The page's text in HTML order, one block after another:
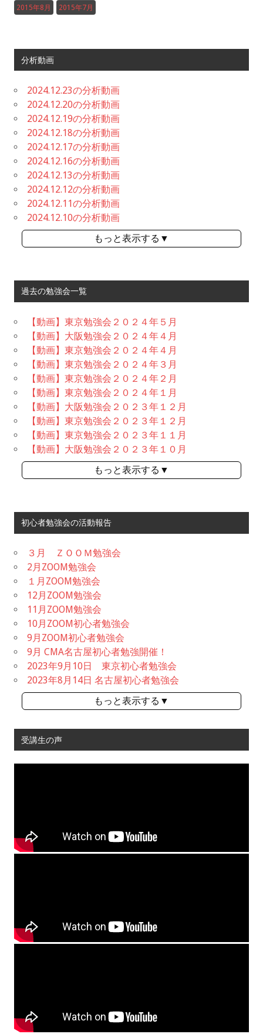
2015年8月 2015年7月
分析動画
2024.12.23の分析動画
2024.12.20の分析動画
2024.12.19の分析動画
2024.12.18の分析動画
2024.12.17の分析動画
2024.12.16の分析動画
2024.12.13の分析動画
2024.12.12の分析動画
2024.12.11の分析動画
2024.12.10の分析動画
もっと表示する▼
過去の勉強会一覧
【動画】東京勉強会２０２４年５月
【動画】大阪勉強会２０２４年４月
【動画】東京勉強会２０２４年４月
【動画】東京勉強会２０２４年３月
【動画】東京勉強会２０２４年２月
【動画】東京勉強会２０２４年１月
【動画】大阪勉強会２０２３年１２月
【動画】東京勉強会２０２３年１２月
【動画】東京勉強会２０２３年１１月
【動画】大阪勉強会２０２３年１０月
もっと表示する▼
初心者勉強会の活動報告
３月 ＺＯＯＭ勉強会
2月ZOOM勉強会
１月ZOOM勉強会
12月ZOOM勉強会
11月ZOOM勉強会
10月ZOOM初心者勉強会
9月ZOOM初心者勉強会
9月 CMA名古屋初心者勉強開催！
2023年9月10日 東京初心者勉強会
2023年8月14日 名古屋初心者勉強会
もっと表示する▼
受講生の声